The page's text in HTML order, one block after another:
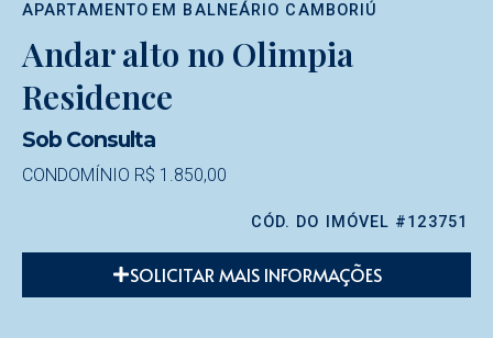
APARTAMENTO EM BALNEÁRIO CAMBORIÚ
Andar alto no Olimpia
Residence
Sob Consulta
CONDOMÍNIO R$ 1.850,00
CÓD. DO IMÓVEL #123751
SOLICITAR MAIS INFORMAÇÕES